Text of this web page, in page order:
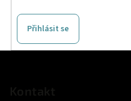
Přihlásit se